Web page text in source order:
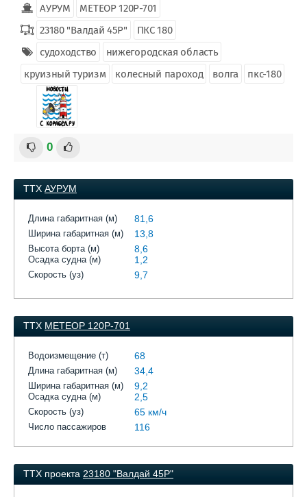
АУРУМ
МЕТЕОР 120Р-701
23180 "Валдай 45Р"
ПКС 180
судоходство
нижегородская область
круизный туризм
колесный пароход волга пкс-180
0
ТТХ АУРУМ
Длина габаритная (м) 81,6
Ширина габаритная (м) 13,8
Высота борта (м) 8,6
Осадка судна (м) 1,2
Скорость (уз) 9,7
ТТХ МЕТЕОР 120Р-701
Водоизмещение (т) 68
Длина габаритная (м) 34,4
Ширина габаритная (м) 9,2
Осадка судна (м) 2,5
Скорость (уз) 65 км/ч
Число пассажиров 116
ТТХ проекта 23180 "Валдай 45Р"